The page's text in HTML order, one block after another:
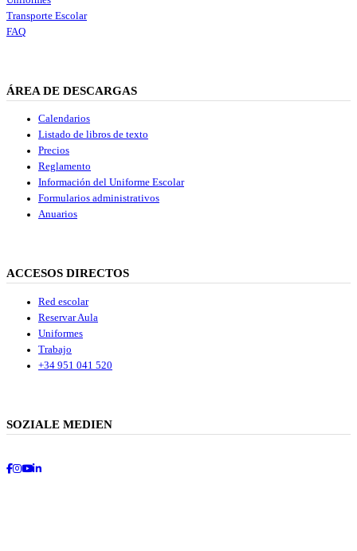
Transporte Escolar
FAQ
ÁREA DE DESCARGAS
Calendarios
Listado de libros de texto
Precios
Reglamento
Información del Uniforme Escolar
Formularios administrativos
Anuarios
ACCESOS DIRECTOS
Red escolar
Reservar Aula
Uniformes
Trabajo
+34 951 041 520
SOZIALE MEDIEN